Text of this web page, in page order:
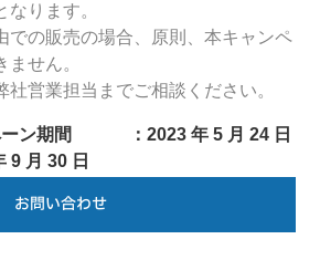
ります。
の販売の場合、原則、本キャンペ
ません。
営業担当までご相談ください。
ーン期間 ：2023 年 5 月 24 日
9 月 30 日
NX 版）
お問い合わせ